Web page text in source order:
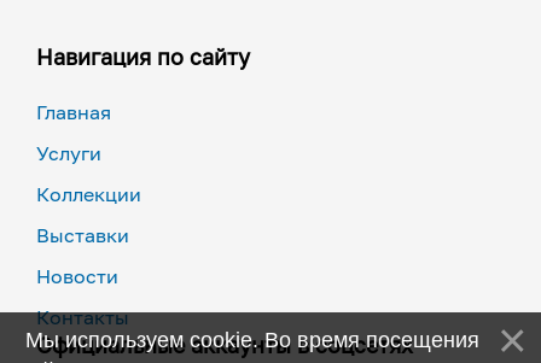
Навигация по сайту
Главная
Услуги
Коллекции
Выставки
Новости
Контакты
Официальные аккаунты в соцсетях
Мы используем cookie. Во время посещения